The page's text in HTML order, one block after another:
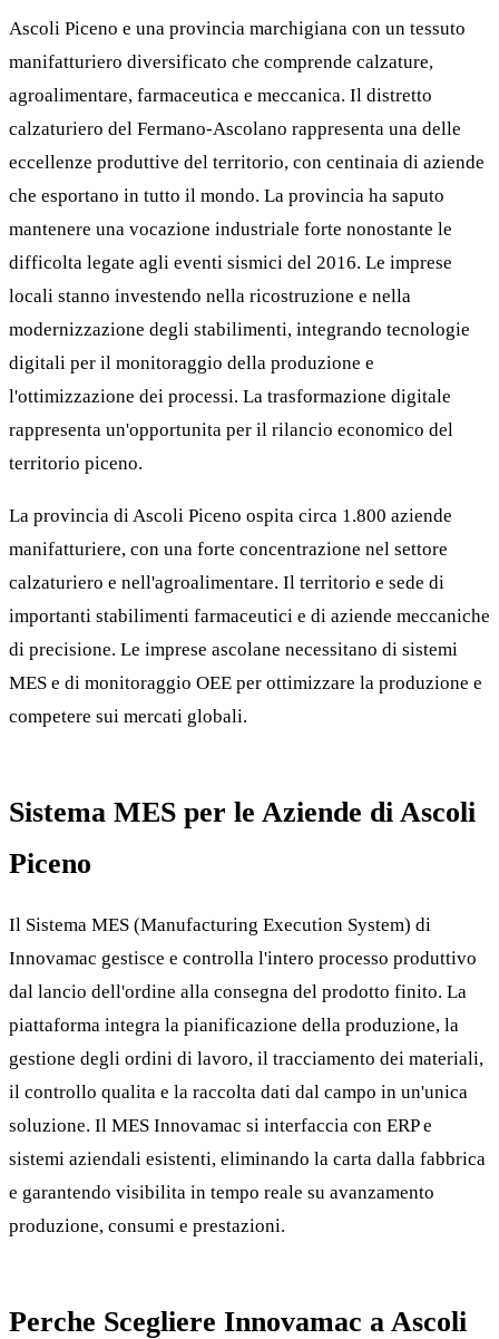
Ascoli Piceno e una provincia marchigiana con un tessuto
manifatturiero diversificato che comprende calzature,
agroalimentare, farmaceutica e meccanica. Il distretto
calzaturiero del Fermano-Ascolano rappresenta una delle
eccellenze produttive del territorio, con centinaia di aziende
che esportano in tutto il mondo. La provincia ha saputo
mantenere una vocazione industriale forte nonostante le
difficolta legate agli eventi sismici del 2016. Le imprese
locali stanno investendo nella ricostruzione e nella
modernizzazione degli stabilimenti, integrando tecnologie
digitali per il monitoraggio della produzione e
l'ottimizzazione dei processi. La trasformazione digitale
rappresenta un'opportunita per il rilancio economico del
territorio piceno.
La provincia di Ascoli Piceno ospita circa 1.800 aziende
manifatturiere, con una forte concentrazione nel settore
calzaturiero e nell'agroalimentare. Il territorio e sede di
importanti stabilimenti farmaceutici e di aziende meccaniche
di precisione. Le imprese ascolane necessitano di sistemi
MES e di monitoraggio OEE per ottimizzare la produzione e
competere sui mercati globali.
Sistema MES per le Aziende di Ascoli
Piceno
Il Sistema MES (Manufacturing Execution System) di
Innovamac gestisce e controlla l'intero processo produttivo
dal lancio dell'ordine alla consegna del prodotto finito. La
piattaforma integra la pianificazione della produzione, la
gestione degli ordini di lavoro, il tracciamento dei materiali,
il controllo qualita e la raccolta dati dal campo in un'unica
soluzione. Il MES Innovamac si interfaccia con ERP e
sistemi aziendali esistenti, eliminando la carta dalla fabbrica
e garantendo visibilita in tempo reale su avanzamento
produzione, consumi e prestazioni.
Perche Scegliere Innovamac a Ascoli